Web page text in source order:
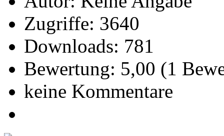
Zugriffe: 3640
Downloads: 781
Bewertung: 5,00 (1
keine Kommentare